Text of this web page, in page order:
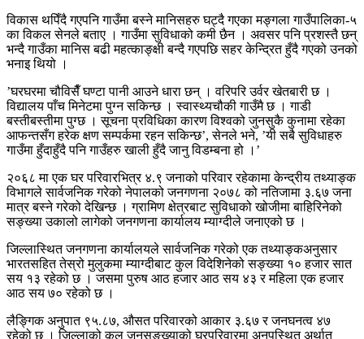
विकास थपिँदै गएपनि गाउँमा बस्ने मानिसहरु घट्दै गएका मङ्गला गाउँपालिका-५
का विकल सेनले बताए । गाउँमा सुविधाको कमी छैन । अवसर पनि प्रशस्तै छन्
भन्दै गाउँका मानिस बढी महत्काङ्क्षी बन्दै गएपछि सहर केन्द्रित हुँदै गएको उनको
भनाइ थियो ।
’घरघरमा चौविसैँ घण्टा पानी आउने धारा छन् । वरिपरि उर्वर खेतबारी छ ।
विद्यालय पाँच मिनेटमा पुग्न सकिन्छ । स्वास्थ्यचौकी गाउँमै छ । गाडी
बस्तीबस्तीमा पुग्छ । सूचना प्रविधिका कारण विश्वको जुनसुकै कुनामा रहेका
आफन्तसँग हरेक क्षण सम्पर्कमा रहन सकिन्छ’, सेनले भने, ’यी सबै सुविधाहरु
गाउँमा हुँदाहुँदै पनि गाउँहरु खाली हुँदै जानु विडम्बना हो ।’
२०६८ मा एक घर परिवारभित्र ४.९ जनाको परिवार रहेकामा केन्द्रीय तथ्याङ्क
विभागले सार्वजनिक गरेको नेपालको जनगणना २०७८ को नतिजामा ३.६७ जना
मात्र बस्ने गरेको देखिन्छ । ग्रामिण क्षेत्रबाट सुविधाको खोजीमा बाहिरिनेको
सङ्ख्या उकालो लागेको जनगणना कार्यालय म्याग्दीले जनाएको छ ।
जिल्लास्थित जनगणना कार्यालयले सार्वजनिक गरेको एक तथ्याङ्कअनुसार
भारतसहित तेस्रो मुलुकमा म्याग्दीबाट कुल विदेशिनेको सङ्ख्या १० हजार सात
सय १३ रहेको छ । जसमा पुरुष आठ हजार आठ सय ४३ र महिला एक हजार
आठ सय ७० रहेको छ ।
लैङ्गिक अनुपात ९५.८७, औसत परिवारको आकार ३.६७ र जनघनत्व ४७
रहेको छ । जिल्लाको कूल जनसङ्ख्याको घरपरिवारमा अनुपस्थित अर्थात